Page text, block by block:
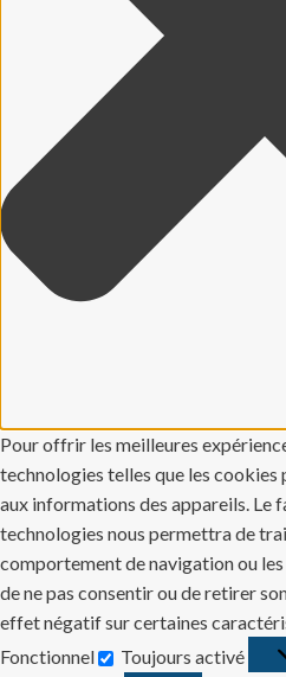
Pour offrir les meilleures
technologies telles que les
aux informations des appareils. Le
technologies nous permettra de
comportement de navigation ou
de ne pas consentir ou de retirer
effet négatif sur certaines
Fonctionnel
Fonctionnel
Toujours activé